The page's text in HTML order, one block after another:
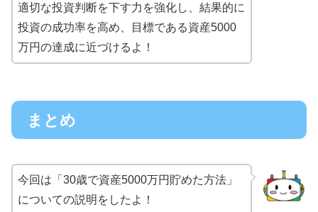
適切な投資判断を下す力を強化し、結果的に
投資の成功率を高め、目標である資産5000
万円の達成に近づけるよ！
まとめ
今回は「30歳で資産5000万円貯めた方法」
についての説明をしたよ！